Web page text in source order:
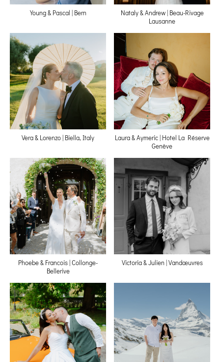
Young & Pascal | Bern
Nataly & Andrew | Beau-Rivage
Lausanne
Vera & Lorenzo | Biella, Italy
Laura & Aymeric | Hotel La Réserve
Genève
Phoebe & Francois | Collonge-
Bellerive
Victoria & Julien | Vandœuvres